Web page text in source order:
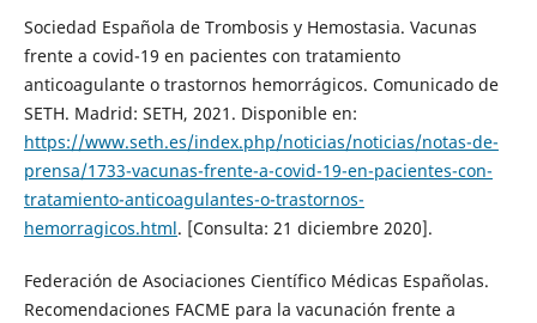
Sociedad Española de Trombosis y Hemostasia. Vacunas
frente a covid-19 en pacientes con tratamiento
anticoagulante o trastornos hemorrágicos. Comunicado de
SETH. Madrid: SETH, 2021. Disponible en:
https://www.seth.es/index.php/noticias/noticias/notas-de-
prensa/1733-vacunas-frente-a-covid-19-en-pacientes-con-
tratamiento-anticoagulantes-o-trastornos-
hemorragicos.html. [Consulta: 21 diciembre 2020].
Federación de Asociaciones Científico Médicas Españolas.
Recomendaciones FACME para la vacunación frente a